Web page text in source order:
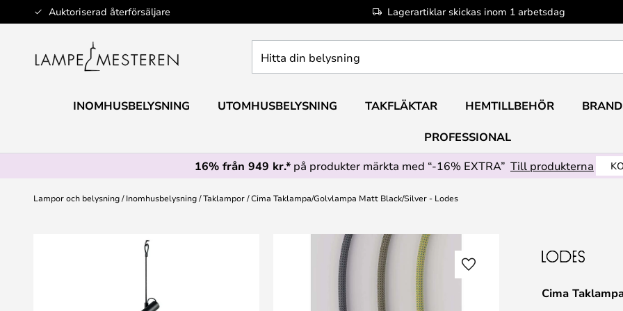
Auktoriserad återförsäljare Lagerartiklar skickas inom 1 arbetsdag
Hoppa
till
din
INOMHUSBELYSNING UTOMHUSBELYSNING TAKFLÄKTAR HEMTILLBEHÖR
PROFESSIONAL
16% från 949 kr.* på produkter märkta med “-16% EXTRA” Till produkterna
Lampor och belysning Inomhusbelysning Taklampor Cima Taklampa/Golvlampa Matt Black/Silver - Lodes
Cima